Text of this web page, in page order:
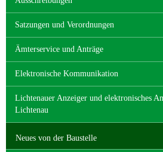
Satzungen und Verordnungen
Ämterservice und Anträge
Elektronische Kommunikation
Lichtenauer Anzeiger und elektronisches
Lichtenau
Neues von der Baustelle